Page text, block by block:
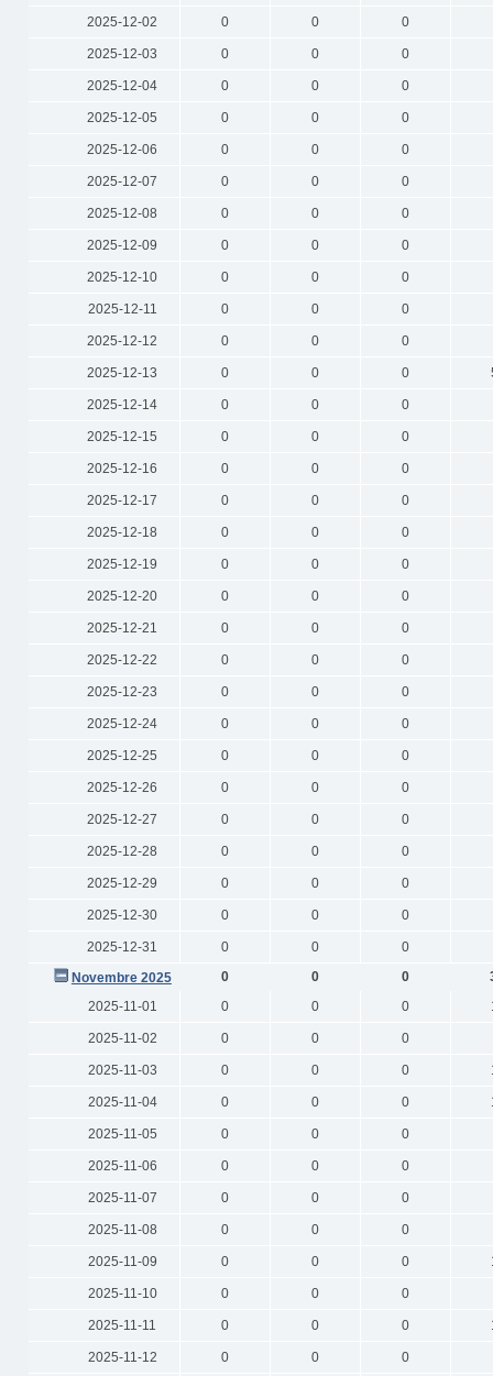
2025-12-02 0 0 0
2025-12-03 0 0 0
2025-12-04 0 0 0
2025-12-05 0 0 0
2025-12-06 0 0 0
2025-12-07 0 0 0
2025-12-08 0 0 0
2025-12-09 0 0 0
2025-12-10 0 0 0
2025-12-11 0 0 0
2025-12-12 0 0 0
2025-12-13 0 0 0
2025-12-14 0 0 0
2025-12-15 0 0 0
2025-12-16 0 0 0
2025-12-17 0 0 0
2025-12-18 0 0 0
2025-12-19 0 0 0
2025-12-20 0 0 0
2025-12-21 0 0 0
2025-12-22 0 0 0
2025-12-23 0 0 0
2025-12-24 0 0 0
2025-12-25 0 0 0
2025-12-26 0 0 0
2025-12-27 0 0 0
2025-12-28 0 0 0
2025-12-29 0 0 0
2025-12-30 0 0 0
2025-12-31 0 0
0
Novembre 2025
0 0 0
2025-11-01
0 0 0
2025-11-02 0 0 0
2025-11-03 0 0 0
2025-11-04 0 0 0
2025-11-05 0 0 0
2025-11-06 0 0 0
2025-11-07 0 0 0
2025-11-08 0 0 0
2025-11-09 0 0 0
2025-11-10 0 0 0
2025-11-11 0 0 0
2025-11-12 0 0 0